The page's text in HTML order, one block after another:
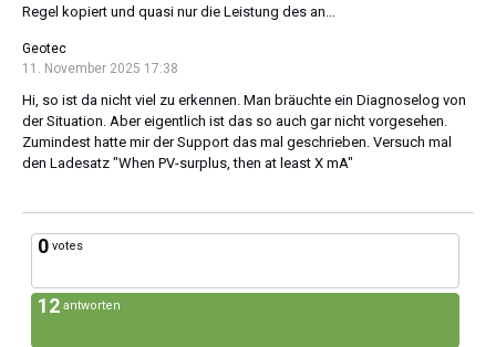
Regel kopiert und quasi nur die Leistung des an...
Geotec
11. November 2025 17:38
Hi, so ist da nicht viel zu erkennen. Man bräuchte ein Diagnoselog von
der Situation. Aber eigentlich ist das so auch gar nicht vorgesehen.
Zumindest hatte mir der Support das mal geschrieben. Versuch mal
den Ladesatz "When PV-surplus, then at least X mA"
0 votes
12 antworten